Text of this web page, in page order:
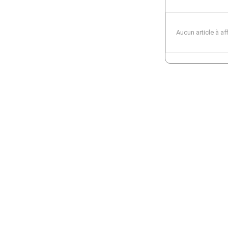
Aucun article à